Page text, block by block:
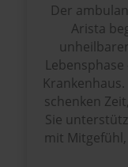
Der
Arista
schenken
Sie
mit